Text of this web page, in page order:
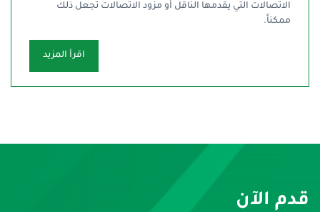
الاتصالات التي يقدمها الناقل أو مزود الاتصالات تجعل ذلك
ممكناً.
اقرأ المزيد
قدم الآن